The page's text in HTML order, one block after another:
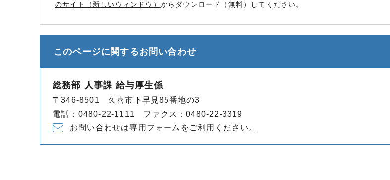
のサイト（新しいウィンドウ） からダウンロード（無料）してください。
このページに関するお問い合わせ
総務部 人事課 給与厚生係
〒346-8501 久喜市下早見85番地の3
電話：0480-22-1111 ファクス：0480-22-3319
お問い合わせは専用フォームをご利用ください。